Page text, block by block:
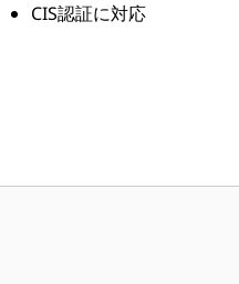
CIS認証に対応